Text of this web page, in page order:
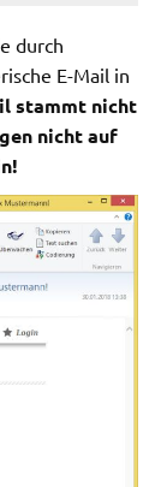
durch
E-Mail in
stammt nicht
nicht auf